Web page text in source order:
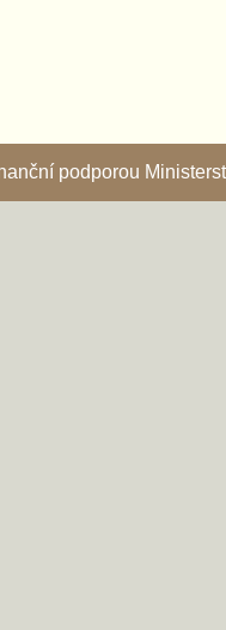
podporou